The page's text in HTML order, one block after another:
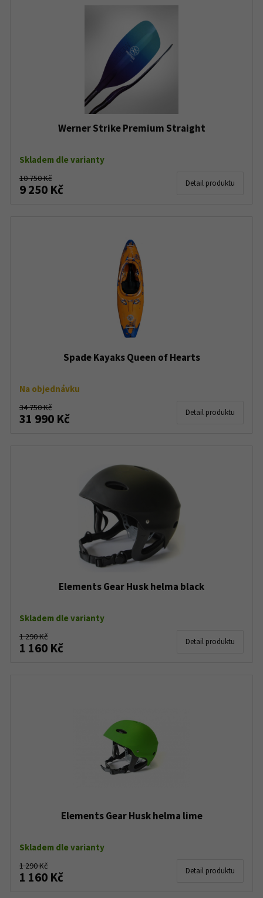
Werner Strike Premium Straight
Skladem dle varianty
10 750 Kč
9 250 Kč Detail produktu
Spade Kayaks Queen of Hearts
Na objednávku
34 750 Kč
31 990 Kč Detail produktu
Elements Gear Husk helma black
Skladem dle varianty
1 290 Kč
1 160 Kč Detail produktu
Elements Gear Husk helma lime
Skladem dle varianty
1 290 Kč
1 160 Kč Detail produktu